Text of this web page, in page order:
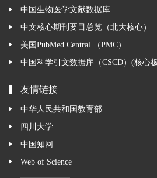
中国生物医学文献数据库
中文核心期刊要目总览（北大核心）
美国PubMed Central （PMC）
中国科学引文数据库（CSCD）(核心板
友情链接
中华人民共和国教育部
四川大学
中国知网
Web of Science